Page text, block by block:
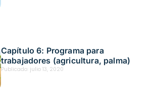
Capítulo 6: Programa para
trabajadores (agricultura, palma)
Publicado: julio 13, 2020